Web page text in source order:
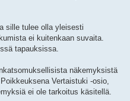
sille tulee olla yleisesti
ei kuitenkaan suvaita.
tapauksissa.
näkemyksistä
Vertaistuki -osio,
ei ole tarkoitus käsitellä.